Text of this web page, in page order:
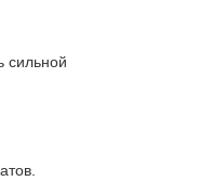
сильной